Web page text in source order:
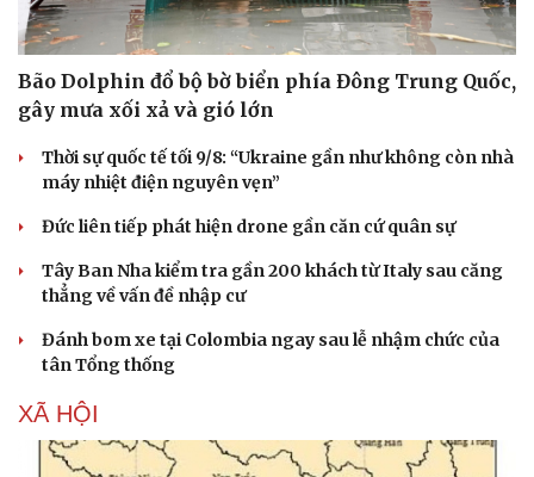
Bão Dolphin đổ bộ bờ biển phía Đông Trung Quốc,
gây mưa xối xả và gió lớn
Thời sự quốc tế tối 9/8: “Ukraine gần như không còn nhà
máy nhiệt điện nguyên vẹn”
Đức liên tiếp phát hiện drone gần căn cứ quân sự
Tây Ban Nha kiểm tra gần 200 khách từ Italy sau căng
thẳng về vấn đề nhập cư
Đánh bom xe tại Colombia ngay sau lễ nhậm chức của
tân Tổng thống
XÃ HỘI